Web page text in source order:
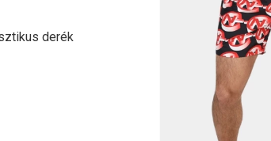
derék